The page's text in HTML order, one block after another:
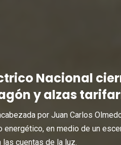
Nacional
y alzas
por Juan Carlos
energético, en medio de un
cuentas de la luz.